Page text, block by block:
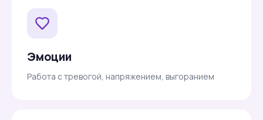
Эмоции
Работа с тревогой, напряжением, выгоранием